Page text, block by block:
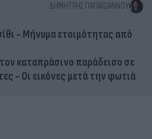
ΔΗΜΉΤΡΗΣ ΠΑΠΑΪΩΆΝΝΟΥ
- Μήνυμα ετοιμότητας από
καταπράσινο παράδεισο σε
- Οι εικόνες μετά την φωτιά